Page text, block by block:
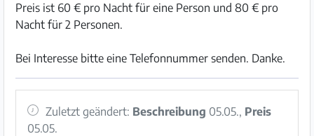
Preis ist 60 € pro Nacht für eine Person und 80 € pro
Nacht für 2 Personen.
Bei Interesse bitte eine Telefonnummer senden. Danke.
Zuletzt geändert: Beschreibung 05.05., Preis
05.05.